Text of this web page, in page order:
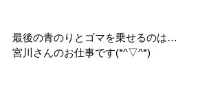
最後の青のりとゴマを乗せるのは…
宮川さんのお仕事です(*^▽^*)